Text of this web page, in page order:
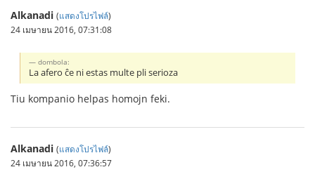
Alkanadi (แสดงโปรไฟล์)
24 เมษายน 2016, 07:31:08
dombola:
La afero ĉe ni estas multe pli serioza
Tiu kompanio helpas homojn feki.
Alkanadi (แสดงโปรไฟล์)
24 เมษายน 2016, 07:36:57